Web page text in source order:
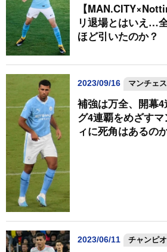
【
リ退場とはいえ…
ほど引いたのか？
2023/09/16 マンチェ
補強は万全、開幕
グ4連覇をめざす
ィに死角はあるの
2023/06/11 チャンピ